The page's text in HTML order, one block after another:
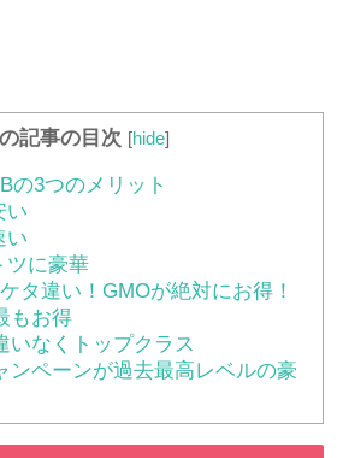
記事の目次 [hide]
3つのメリット
い
い
ツに豪華
タ違い！GMOが絶対にお得！
もお得
いなくトップクラス
ンペーンが過去最高レベルの豪